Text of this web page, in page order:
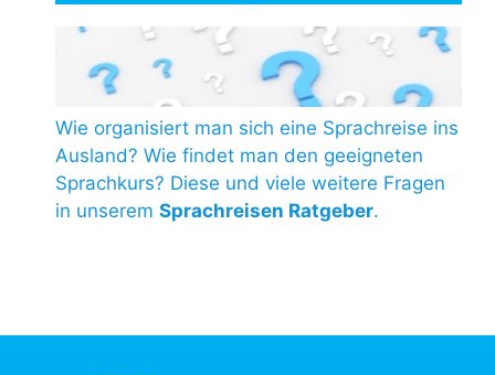
Wie organisiert man sich eine Sprachreise ins
Ausland? Wie findet man den geeigneten
Sprachkurs? Diese und viele weitere Fragen
in unserem Sprachreisen Ratgeber.